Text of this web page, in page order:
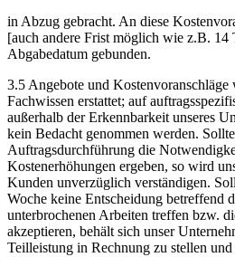
in Abzug gebracht. An diese
[auch andere Frist möglich wie z.B. 14
Abgabedatum gebunden.
3.5 Angebote und Kostenvoranschläge
Fachwissen erstattet; auf
außerhalb der Erkennbarkeit unseres
kein Bedacht genommen werden.
Auftragsdurchführung die
Kostenerhöhungen ergeben, so wird
Kunden unverzüglich verständigen.
Woche keine Entscheidung betreffend
unterbrochenen Arbeiten treffen bzw.
akzeptieren, behält sich unser
Teilleistung in Rechnung zu stellen